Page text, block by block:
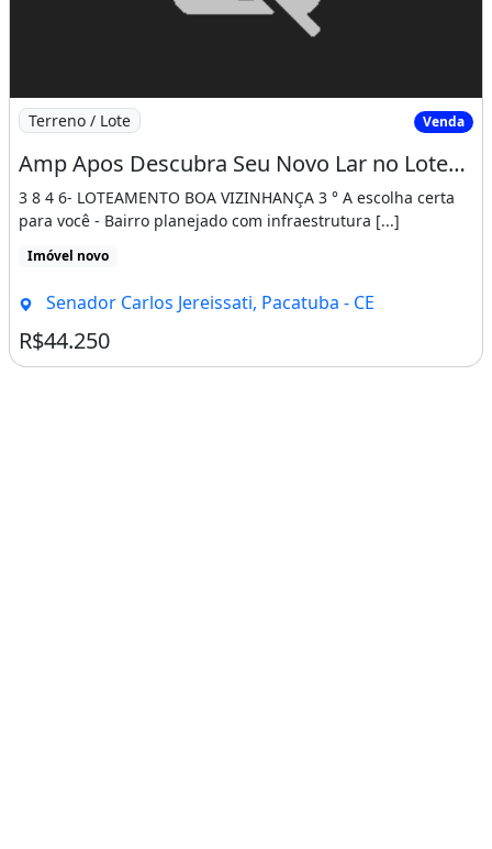
Imagem: Amp Apos Descubra Seu Novo Lar no
Terreno / Lote Venda
Amp Apos Descubra Seu Novo Lar no Loteamento Jereissati 3 em Pacatuba!7 3 8 4 6
3 8 4 6- LOTEAMENTO BOA VIZINHANÇA 3 ° A escolha certa
para você - Bairro planejado com infraestrutura [...]
Imóvel novo
Senador Carlos Jereissati, Pacatuba - CE
R$44.250